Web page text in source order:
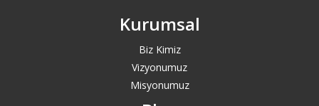
Kurumsal
Biz Kimiz
Vizyonumuz
Misyonumuz